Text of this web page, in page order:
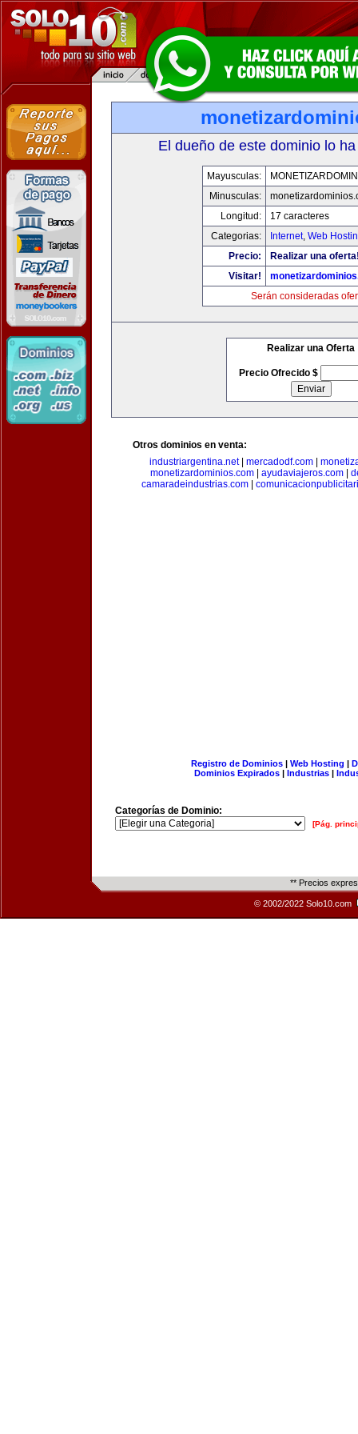
El dueño de este dominio lo
Mayusculas:
Minusculas:
Longitud:
17 caracteres
Categorias:
Internet, Web
Precio:
Realizar una
Visitar!
Serán consideradas
Realizar una Oferta
Precio Ofrecido $
Otros dominios en venta:
industriargentina.net| mercadodf.com|
monetizardominios.com
ayudaviajeros.com
camaradeindustrias.com|
Registro de Dominios| Web Hosting |
Dominios Expirados | Industrias |
Categorías de Dominio:
[Pág.
** Precios
© 2002/2022 Solo10.com